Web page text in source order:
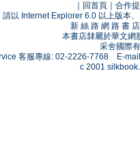
回首頁
合作
請以 Internet Explorer 6.0 以上版本
新 絲 路 網 路 書
本書店隸屬於華文網
采舍國際
客服專線: 02-2226-7768 E-
c 2001